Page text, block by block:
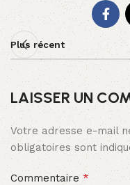
Plus récent
LAISSER UN
Votre adresse e-mail
obligatoires sont
Commentaire *